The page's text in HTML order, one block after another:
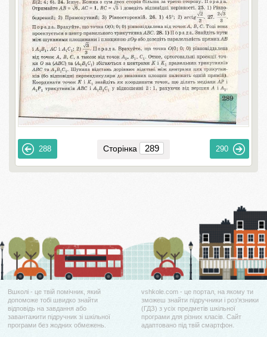
288 Сторінка 290
Вшколі - це твій помічник, який
допоможе тобі швидко знайти
відповідь на завдання або
завантажити підручник зі шкільної
програми без жодних обмежень.
vshkole.com - це портал, на якому ти
зможеш знайти підручники і роз'язники
(ГДЗ) з усіх предметів шкільної
програми для різних класів. Сайт
адаптовано під твій смартфон.